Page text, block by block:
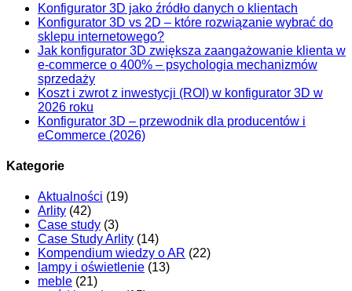
Konfigurator 3D jako źródło danych o klientach
Konfigurator 3D vs 2D – które rozwiązanie wybrać do
sklepu internetowego?
Jak konfigurator 3D zwiększa zaangażowanie klienta w
e-commerce o 400% – psychologia mechanizmów
sprzedaży
Koszt i zwrot z inwestycji (ROI) w konfigurator 3D w
2026 roku
Konfigurator 3D – przewodnik dla producentów i
eCommerce (2026)
Kategorie
Aktualności (19)
Arlity (42)
Case study (3)
Case Study Arlity (14)
Kompendium wiedzy o AR (22)
lampy i oświetlenie (13)
meble (21)